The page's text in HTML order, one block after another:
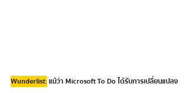
Wunderlist: แม้ว่า Microsoft To Do ได้รับการเปลี่ยนแปลง